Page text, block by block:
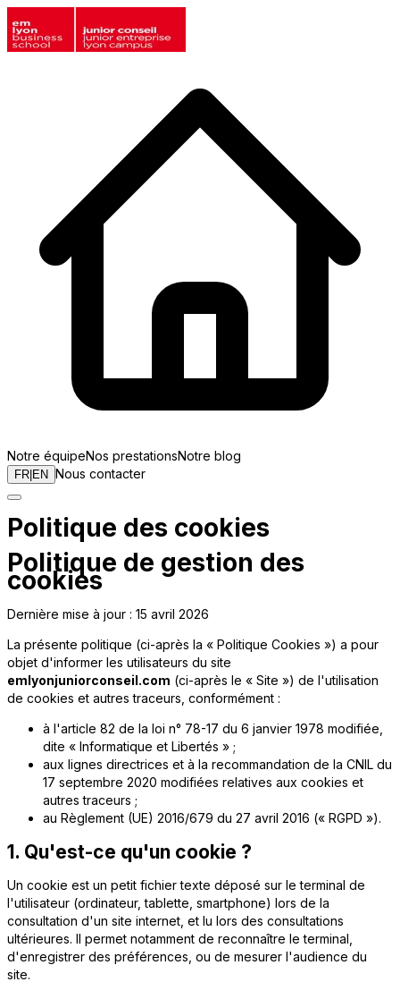
Notre équipeNos prestationsNotre blog
FR EN Nous contacter
Politique des cookies
Politique de gestion des
cookies
Dernière mise à jour : 15 avril 2026
La présente politique (ci-après la « Politique Cookies ») a pour
objet d'informer les utilisateurs du site
emlyonjuniorconseil.com (ci-après le « Site ») de l'utilisation
de cookies et autres traceurs, conformément :
à l'article 82 de la loi n° 78-17 du 6 janvier 1978 modifiée,
dite « Informatique et Libertés » ;
aux lignes directrices et à la recommandation de la CNIL du
17 septembre 2020 modifiées relatives aux cookies et
autres traceurs ;
au Règlement (UE) 2016/679 du 27 avril 2016 (« RGPD »).
1. Qu'est-ce qu'un cookie ?
Un cookie est un petit fichier texte déposé sur le terminal de
l'utilisateur (ordinateur, tablette, smartphone) lors de la
consultation d'un site internet, et lu lors des consultations
ultérieures. Il permet notamment de reconnaître le terminal,
d'enregistrer des préférences, ou de mesurer l'audience du
site.